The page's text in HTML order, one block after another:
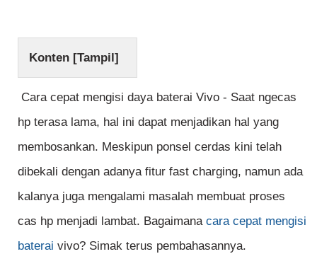
Konten [Tampil]
Cara cepat mengisi daya baterai Vivo - Saat ngecas
hp terasa lama, hal ini dapat menjadikan hal yang
membosankan. Meskipun ponsel cerdas kini telah
dibekali dengan adanya fitur fast charging, namun ada
kalanya juga mengalami masalah membuat proses
cas hp menjadi lambat. Bagaimana cara cepat mengisi
baterai vivo? Simak terus pembahasannya.